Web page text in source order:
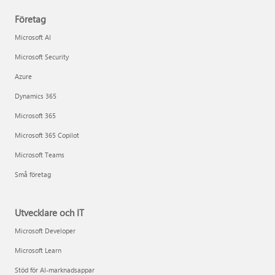
Företag
Microsoft AI
Microsoft Security
Azure
Dynamics 365
Microsoft 365
Microsoft 365 Copilot
Microsoft Teams
Små företag
Utvecklare och IT
Microsoft Developer
Microsoft Learn
Stöd för AI-marknadsappar